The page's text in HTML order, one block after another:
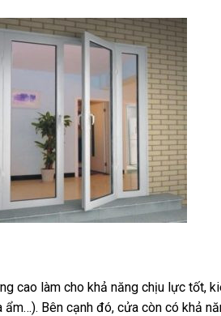
cao làm cho khả năng chịu lực tốt,
Bên cạnh đó, cửa còn có khả